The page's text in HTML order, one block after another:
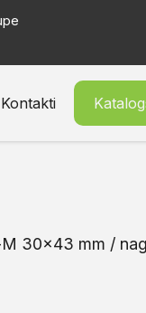
Kontakti
30×43 mm /